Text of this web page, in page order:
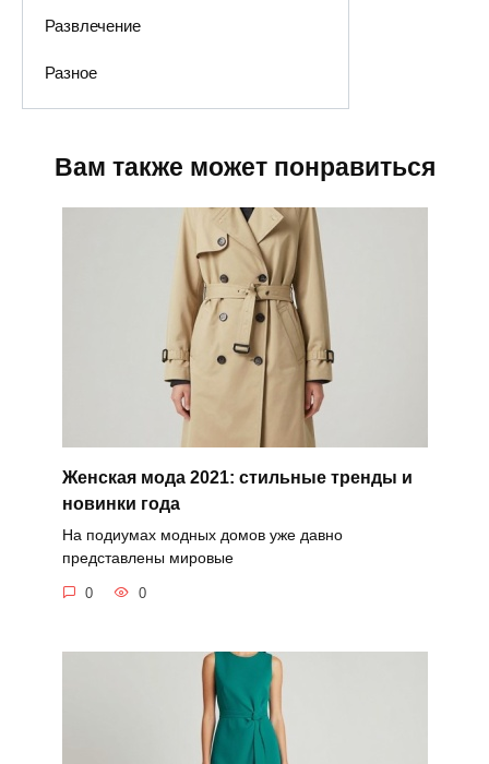
Развлечение
Разное
Вам также может понравиться
Женская мода 2021: стильные тренды и
новинки года
На подиумах модных домов уже давно
представлены мировые
0 0